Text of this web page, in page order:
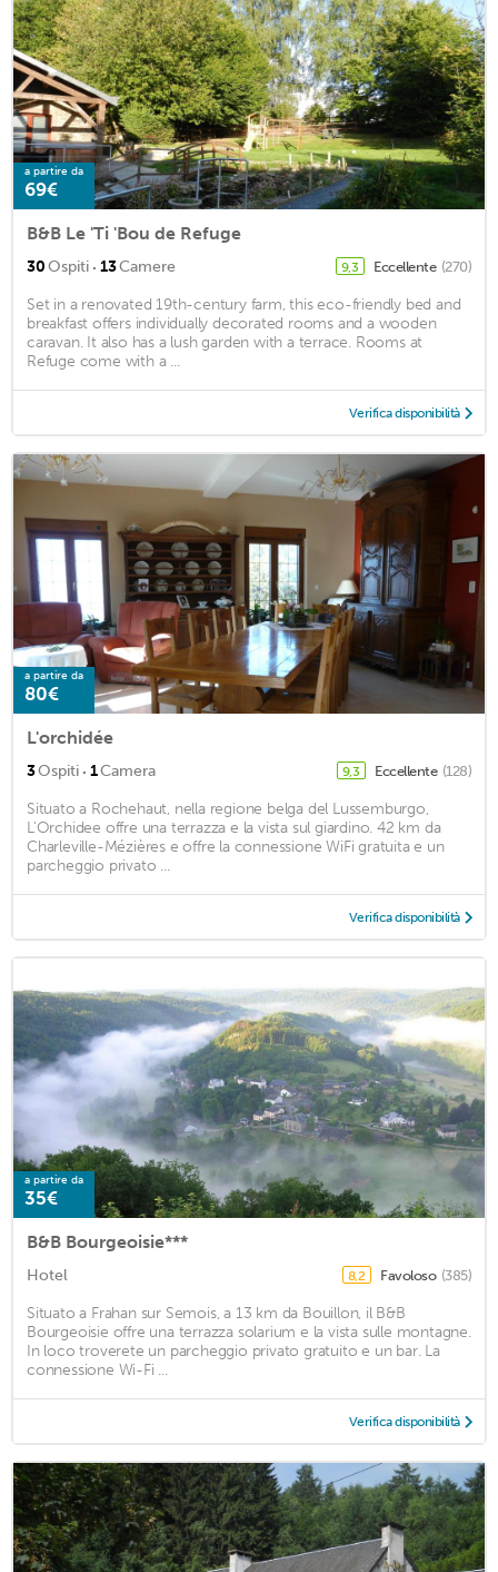
a partire da
69€
B&B Le 'Ti 'Bou de Refuge
30Ospiti · 13Camere 9,3 Eccellente (270)
Set in a renovated 19th-century farm, this eco-friendly bed and
breakfast offers individually decorated rooms and a wooden
caravan. It also has a lush garden with a terrace. Rooms at
Refuge come with a ...
Verifica disponibilità
a partire da
80€
L'orchidée
3Ospiti · 1Camera 9,3 Eccellente (128)
Situato a Rochehaut, nella regione belga del Lussemburgo,
L'Orchidee offre una terrazza e la vista sul giardino. 42 km da
Charleville-Mézières e offre la connessione WiFi gratuita e un
parcheggio privato ...
Verifica disponibilità
a partire da
35€
B&B Bourgeoisie***
Hotel 8,2 Favoloso (385)
Situato a Frahan sur Semois, a 13 km da Bouillon, il B&B
Bourgeoisie offre una terrazza solarium e la vista sulle montagne.
In loco troverete un parcheggio privato gratuito e un bar. La
connessione Wi-Fi ...
Verifica disponibilità